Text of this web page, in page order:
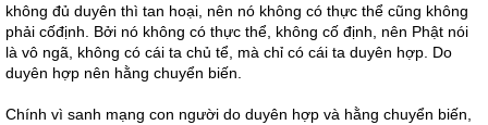
không đủ duyên thì tan hoại, nên nó không có thực thể cũng không
phải cốđịnh. Bởi nó không có thực thể, không cố định, nên Phật nói
là vô ngã, không có cái ta chủ tể, mà chỉ có cái ta duyên hợp. Do
duyên hợp nên hằng chuyển biến.
Chính vì sanh mạng con người do duyên hợp và hằng chuyển biến,